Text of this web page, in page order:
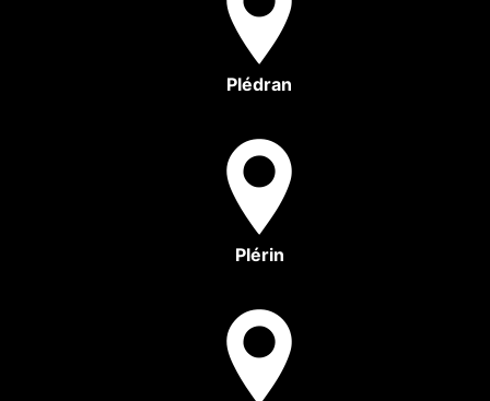
Plédran
Plérin